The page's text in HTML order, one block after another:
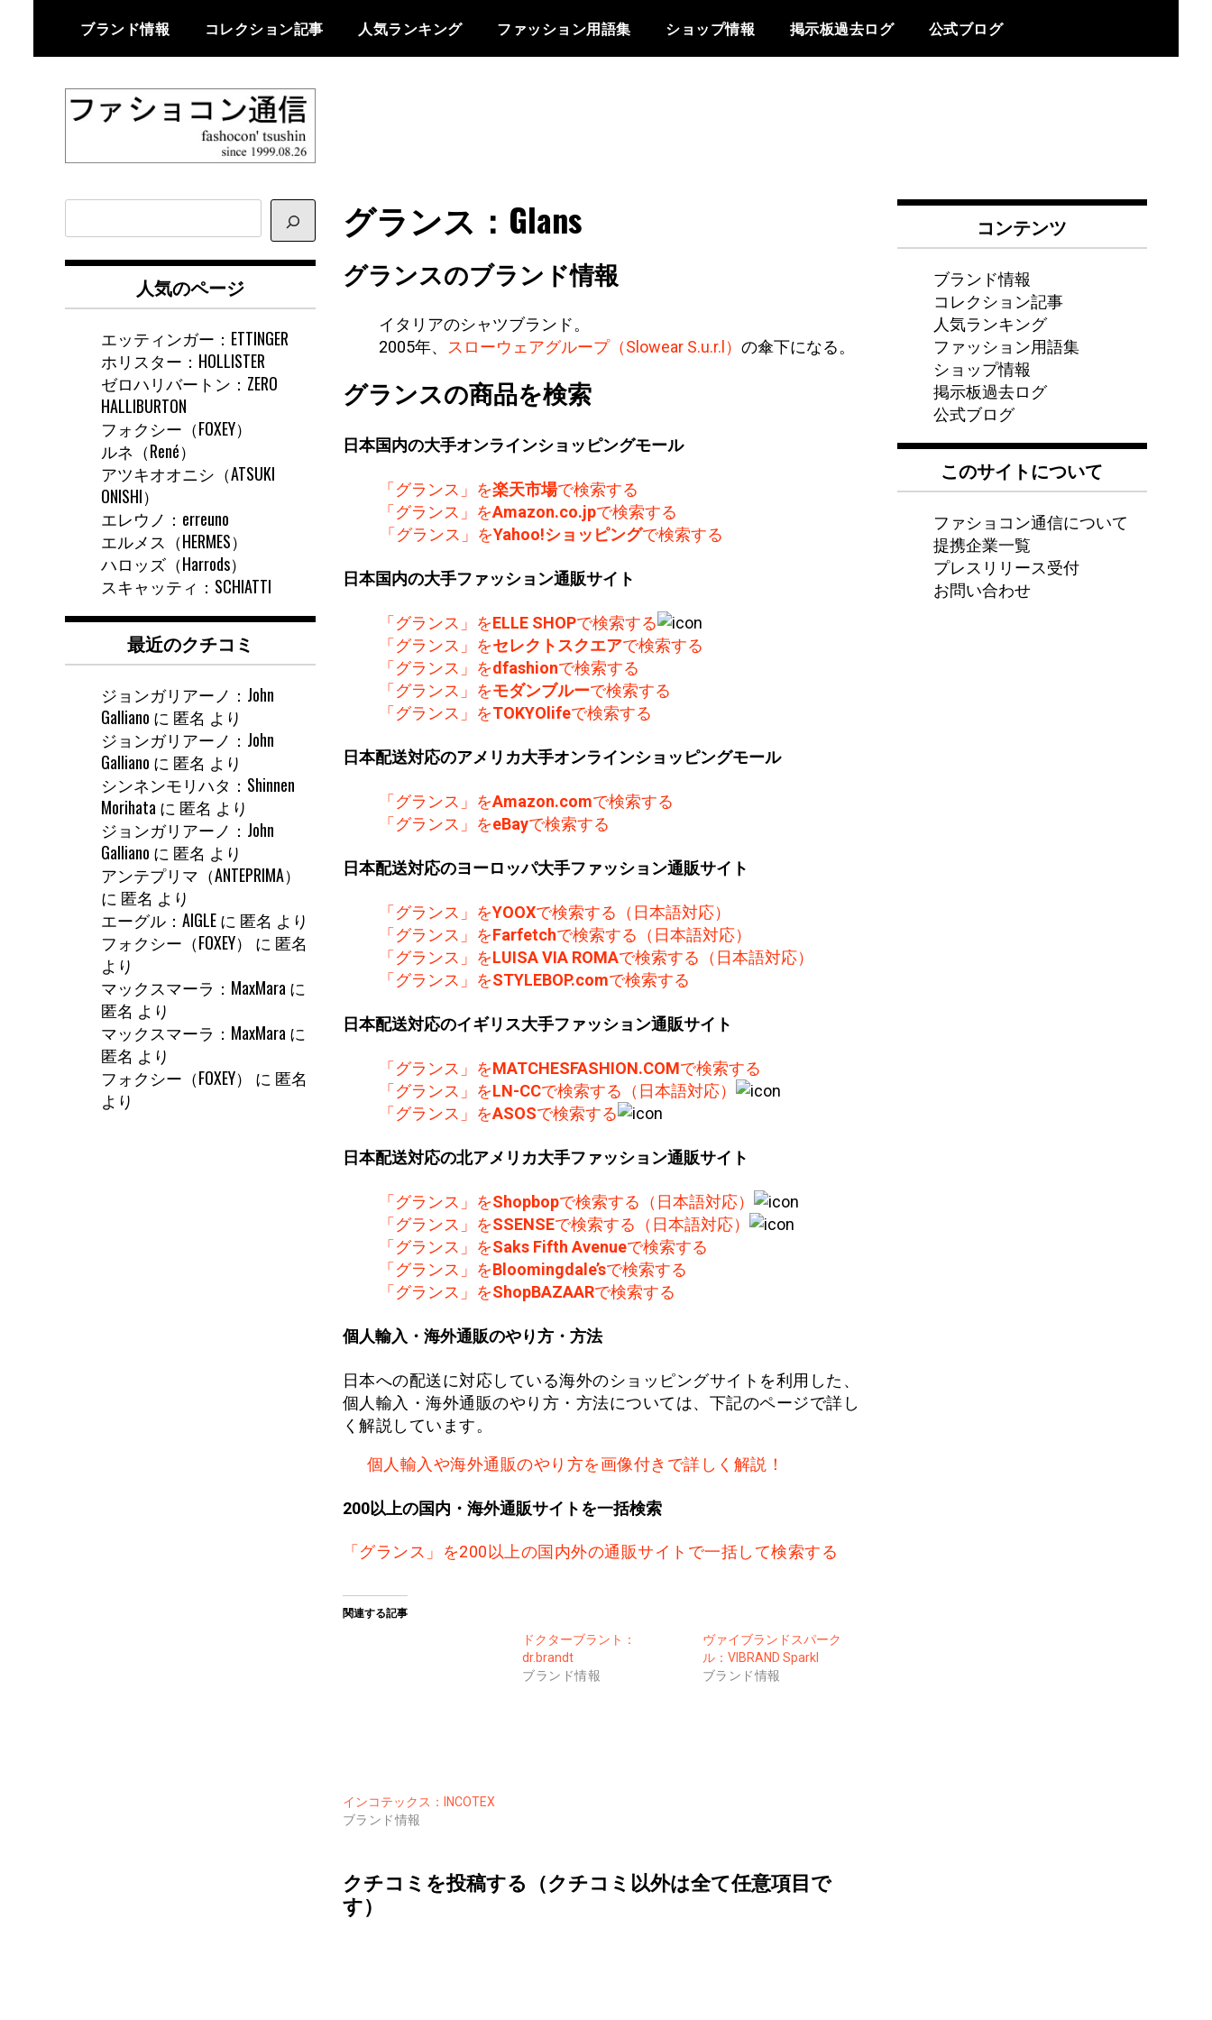
content
ブランド情報 コレクション記事 人気ランキング ファッション用語集 ショップ情報 掲示板過去ログ 公式ブログ
ファショコン通
信
ザイナーの観点からファッション
とモードを分析するファッション
グランス：Glans
グランスのブランド情報
イタリアのシャツブランド。
2005年、
スローウェアグループ（Slowear S.u.r.l） の傘下になる。
グランスの商品を検索
日本国内の大手オンラインショッピングモール
「グランス」を楽天市場で検索する
「グランス」をAmazon.co.jpで検索する
「グランス」をYahoo!ショッピングで検索する
日本国内の大手ファッション通販サイト
「グランス」をELLE SHOPで検索する
「グランス」をセレクトスクエアで検索する
「グランス」をdfashionで検索する
「グランス」をモダンブルーで検索する
「グランス」をTOKYOlifeで検索する
日本配送対応のアメリカ大手オンラインショッピングモール
「グランス」をAmazon.comで検索する
「グランス」をeBayで検索する
日本配送対応のヨーロッパ大手ファッション通販サイト
「グランス」をYOOXで検索する（日本語対応）
「グランス」をFarfetchで検索する（日本語対応）
「グランス」をLUISA VIA ROMAで検索する（日本語対応）
「グランス」をSTYLEBOP.comで検索する
日本配送対応のイギリス大手ファッション通販サイト
「グランス」をMATCHESFASHION.COMで検索する
「グランス」をLN-CCで検索する（日本語対応）
「グランス」をASOSで検索する
日本配送対応の北アメリカ大手ファッション通販サイト
「グランス」をShopbopで検索する（日本語対応）
「グランス」をSSENSEで検索する（日本語対応）
「グランス」をSaks Fifth Avenueで検索する
「グランス」をBloomingdale’sで検索する
「グランス」をShopBAZAARで検索する
個人輸入・海外通販のやり方・方法
日本への配送に対応している海外のショッピングサイトを利用した、
個人輸入・海外通販のやり方・方法については、下記のページで詳し
く解説しています。
個人輸入や海外通販のやり方を画像付きで詳しく解説！
200以上の国内・海外通販サイトを一括検索
「グランス」を200以上の国内外の通販サイトで一括して検索する
関連する記事
インコテックス：INCOTEX
ブランド情報
ドクターブラント：
dr.brandt
ブランド情報
ヴァイブランドスパーク
ル：VIBRAND Sparkl
ブランド情報
クチコミを投稿する（クチコミ以外は全て任意項目で
す）
イ
ト
人気のページ
エッティンガー：ETTINGER
ホリスター：HOLLISTER
ゼロハリバートン：ZERO
HALLIBURTON
フォクシー（FOXEY）
ルネ（René）
アツキオオニシ（ATSUKI
ONISHI）
エレウノ：erreuno
エルメス（HERMES）
ハロッズ（Harrods）
スキャッティ：SCHIATTI
最近のクチコミ
ジョンガリアーノ：John
Galliano に 匿名 より
ジョンガリアーノ：John
Galliano に 匿名 より
シンネンモリハタ：Shinnen
Morihataに 匿名 より
ジョンガリアーノ：John
Galliano に 匿名 より
アンテプリマ（ANTEPRIMA）
に 匿名 より
エーグル：AIGLEに 匿名 より
フォクシー（FOXEY）
に 匿名
より
マックスマーラ：MaxMaraに
匿名 より
マックスマーラ：MaxMaraに
匿名 より
フォクシー（FOXEY）
に 匿名
より
コンテンツ
ブランド情報
コレクション記事
人気ランキング
ファッション用語集
ショップ情報
掲示板過去ログ
公式ブログ
このサイトについて
ファショコン通信について
提携企業一覧
プレスリリース受付
お問い合わせ